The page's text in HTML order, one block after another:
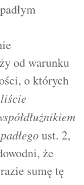
od warunku
o których
ust. 2,
że
sumę tę